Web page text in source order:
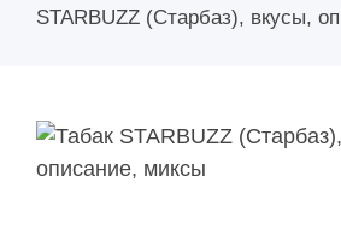
STARBUZZ (Старбаз), вкусы,